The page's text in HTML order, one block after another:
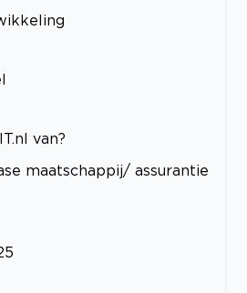
van?
maatschappij/ assurantie